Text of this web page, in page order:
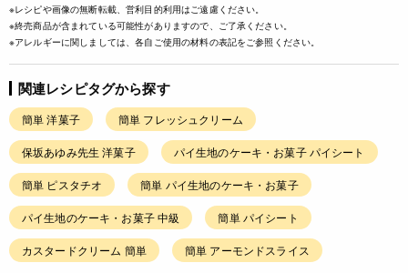
※レシピや画像の無断転載、営利目的利用はご遠慮ください。
※終売商品が含まれている可能性がありますので、ご了承ください。
※アレルギーに関しましては、各自ご使用の材料の表記をご参照ください。
関連レシピタグから探す
簡単 洋菓子 簡単 フレッシュクリーム
保坂あゆみ先生 洋菓子 パイ生地のケーキ・お菓子 パイシート
簡単 ピスタチオ 簡単 パイ生地のケーキ・お菓子
パイ生地のケーキ・お菓子 中級 簡単 パイシート
カスタードクリーム 簡単 簡単 アーモンドスライス